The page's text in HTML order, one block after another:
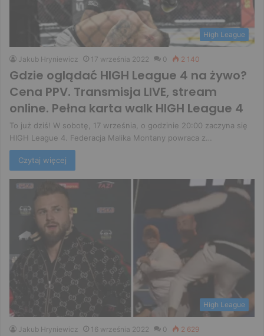
High League
Jakub Hryniewicz 17 września 2022 0 2 140
Gdzie oglądać HIGH League 4 na żywo?
Cena PPV. Transmisja LIVE, stream
online. Pełna karta walk HIGH League 4
To już dziś! W sobotę, 17 września, o godzinie 20:00 zaczyna się
HIGH League 4. Federacja Malika Montany powraca z…
Czytaj więcej
High League
Jakub Hryniewicz 16 września 2022 0 2 629